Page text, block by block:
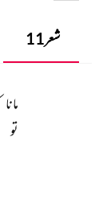
شعر11
مانا
تو